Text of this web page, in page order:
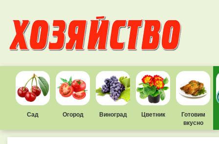
Сад Огород Виноград Цветник
Готовим
вкусно